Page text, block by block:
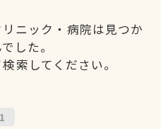
ニック・病院は見つか
した。
索してください。
1